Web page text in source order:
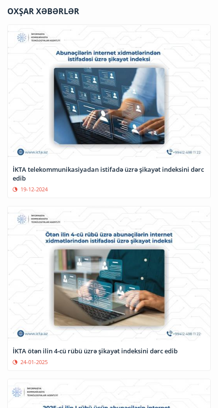
OXŞAR XƏBƏRLƏR
İKTA telekommunikasiyadan istifadə üzrə şikayət indeksini dərc
edib
19-12-2024
İKTA ötən ilin 4-cü rübü üzrə şikayət indeksini dərc edib
24-01-2025